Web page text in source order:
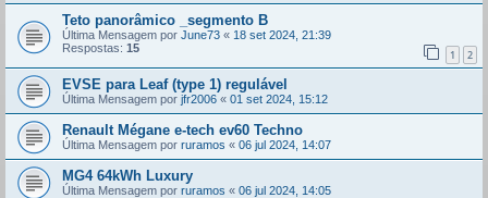
Teto panorâmico _segmento B
Última Mensagem por June73 « 18 set 2024, 21:39
Respostas: 15 1 2
EVSE para Leaf (type 1) regulável
Última Mensagem por jfr2006 « 01 set 2024, 15:12
Renault Mégane e-tech ev60 Techno
Última Mensagem por ruramos « 06 jul 2024, 14:07
MG4 64kWh Luxury
Última Mensagem por ruramos « 06 jul 2024, 14:05